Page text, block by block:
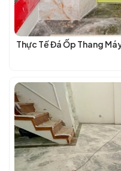
Thực Tế Đá Ốp Thang